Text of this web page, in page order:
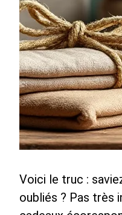
Voici le truc :
oubliés ? Pas très